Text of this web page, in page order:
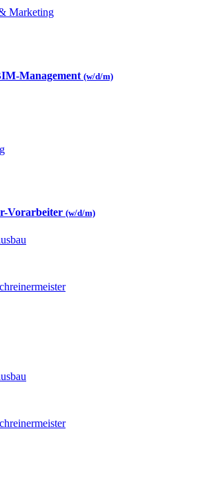
Marketing
Management (w/d/m)
Vorarbeiter (w/d/m)